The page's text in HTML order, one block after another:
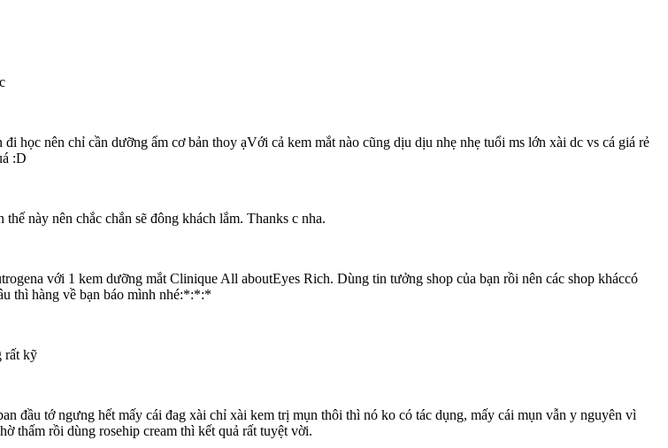
học nên chỉ cần dưỡng ẩm cơ bản thoy ạVới cả kem mắt nào cũng dịu dịu nhẹ nhẹ tuổi ms lớn xài dc vs cá giá rẻ
:D
này nên chắc chắn sẽ đông khách lắm. Thanks c nha.
với 1 kem dưỡng mắt Clinique All aboutEyes Rich. Dùng tin tưởng shop của bạn rồi nên các shop kháccó
thì hàng về bạn báo mình nhé:*:*:*
rất kỹ
đầu tớ ngưng hết mấy cái đag xài chỉ xài kem trị mụn thôi thì nó ko có tác dụng, mấy cái mụn vẫn y nguyên vì
thấm rồi dùng rosehip cream thì kết quả rất tuyệt vời.